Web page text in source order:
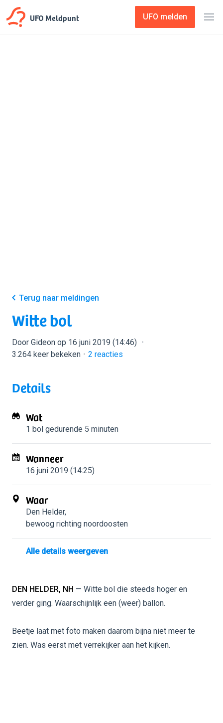
UFO Meldpunt UFO melden
Terug naar meldingen
Witte bol
Door Gideon op 16 juni 2019 (14:46)
3.264 keer bekeken
2 reacties
Details
Wat
1 bol gedurende 5 minuten
Wanneer
16 juni 2019 (14:25)
Waar
Den Helder,
bewoog richting noordoosten
Alle details weergeven
DEN HELDER, NH — Witte bol die steeds hoger en
verder ging. Waarschijnlijk een (weer) ballon.
Beetje laat met foto maken daarom bijna niet meer te
zien. Was eerst met verrekijker aan het kijken.